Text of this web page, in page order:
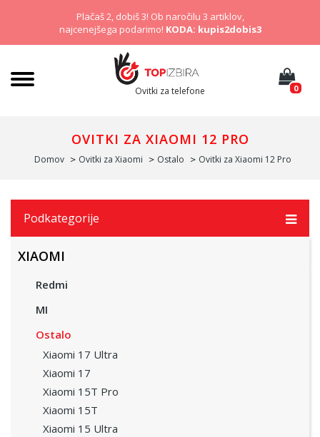
Plačaš 2, dobiš 3! Ob naročilu 3 artiklov,
najcenejšega podarimo! KODA: kupis2dobis3
Ovitki za telefone 0
OVITKI ZA XIAOMI 12 PRO
Domov Ovitki za Xiaomi Ostalo Ovitki za Xiaomi 12 Pro
Podkategorije
XIAOMI
Redmi
MI
Ostalo
Xiaomi 17 Ultra
Xiaomi 17
Xiaomi 15T Pro
Xiaomi 15T
Xiaomi 15 Ultra